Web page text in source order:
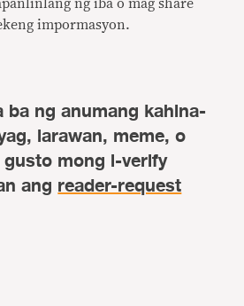
ng iba o mag share
impormasyon.
ba ng anumang kahina-
larawan, meme, o
mong i-verify
angreader-request